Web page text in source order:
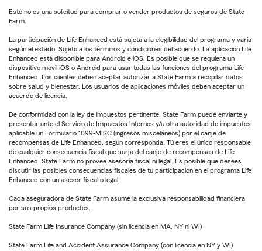
Esto no es una solicitud para comprar o vender productos de seguros de State
Farm.
La participación de Life Enhanced está sujeta a la elegibilidad del programa y varía
según el estado. Sujeto a los términos y condiciones del acuerdo. La aplicación Life
Enhanced está disponible para Android e iOS. Es posible que se requiera un
dispositivo móvil iOS o Android para usar todas las funciones del programa Life
Enhanced. Los clientes deben aceptar autorizar a State Farm a recopilar datos
sobre salud y bienestar. Los usuarios de aplicaciones móviles deben aceptar un
acuerdo de licencia.
De conformidad con la ley de impuestos pertinente, State Farm puede enviarte y
presentar ante el Servicio de Impuestos Internos y/u otra autoridad de impuestos
aplicable un Formulario 1099-MISC (ingresos misceláneos) por el canje de
recompensas de Life Enhanced, según corresponda. Tú eres el único responsable
de cualquier consecuencia fiscal que surja del canje de recompensas de Life
Enhanced. State Farm no provee asesoría fiscal ni legal. Es posible que desees
discutir las posibles consecuencias fiscales de tu participación en el programa Life
Enhanced con un asesor fiscal o legal.
Cada aseguradora de State Farm asume la exclusiva responsabilidad financiera
por sus propios productos.
State Farm Life Insurance Company (sin licencia en MA, NY ni WI)
State Farm Life and Accident Assurance Company (con licencia en NY y WI)